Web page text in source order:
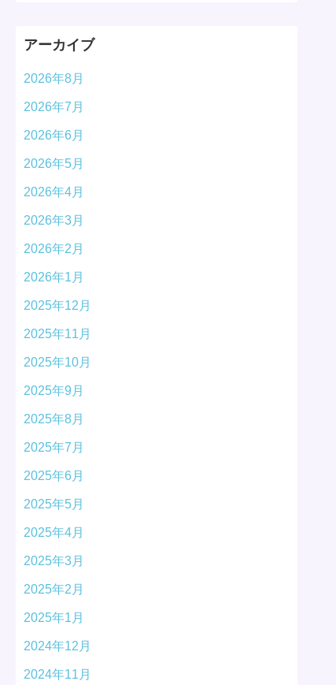
アーカイブ
2026年8月
2026年7月
2026年6月
2026年5月
2026年4月
2026年3月
2026年2月
2026年1月
2025年12月
2025年11月
2025年10月
2025年9月
2025年8月
2025年7月
2025年6月
2025年5月
2025年4月
2025年3月
2025年2月
2025年1月
2024年12月
2024年11月